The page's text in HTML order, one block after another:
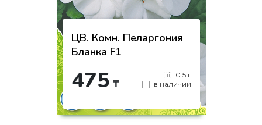
ЦВ. Комн. Пеларгония
Бланка F1
475 ₸
0.5 г
в наличии